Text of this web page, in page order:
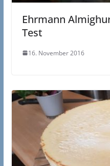
Ehrmann
Test
16. November 2016